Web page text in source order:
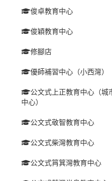
俊卓教育中心
俊穎教育中心
修腳店
優師補習中心（小西灣）
公文式上正教育中心（城
中心）
公文式敬智教育中心
公文式柴灣教育中心
公文式筲箕灣教育中心